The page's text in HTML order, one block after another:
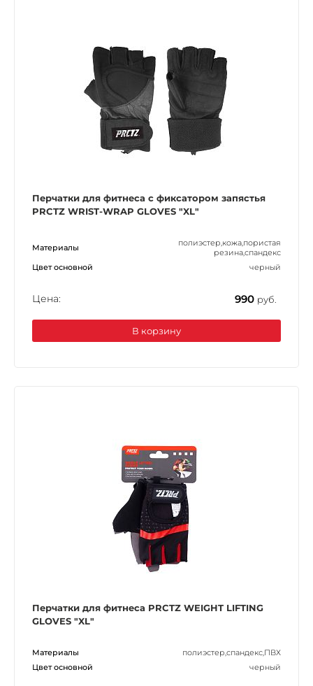
Перчатки для фитнеса c фиксатором запястья
PRCTZ WRIST-WRAP GLOVES "XL"
Материалы
полиэстер,кожа,пористая
резина,спандекс
Цвет основной
черный
Цена: 990 руб.
В корзину
Перчатки для фитнеса PRCTZ WEIGHT LIFTING
GLOVES "XL"
Материалы
полиэстер,спандекс,ПВХ
Цвет основной
черный